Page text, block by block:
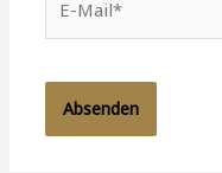
Mail*